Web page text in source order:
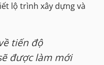
lộ trình xây dựng và
tiến độ
được làm mới